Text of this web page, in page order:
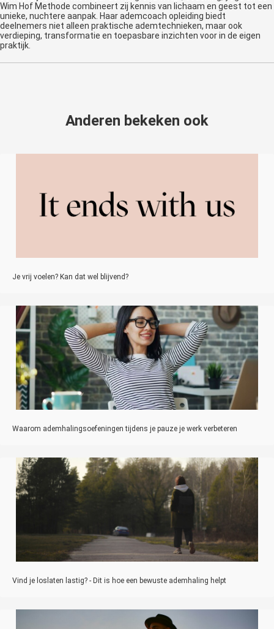
Wim Hof Methode combineert zij kennis van lichaam en geest tot een
unieke, nuchtere aanpak. Haar ademcoach opleiding biedt
deelnemers niet alleen praktische ademtechnieken, maar ook
verdieping, transformatie en toepasbare inzichten voor in de eigen
praktijk.
Anderen bekeken ook
Je vrij voelen? Kan dat wel blijvend?
Waarom ademhalingsoefeningen tijdens je pauze je werk verbeteren
Vind je loslaten lastig? - Dit is hoe een bewuste ademhaling helpt